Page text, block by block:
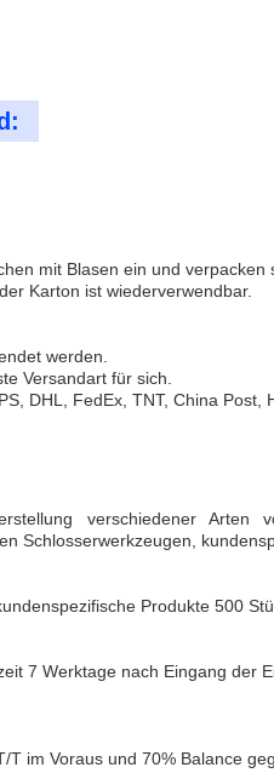
mit Blasen ein und verpacken
Karton ist wiederverwendbar.
werden.
Versandart für sich.
DHL, FedEx, TNT, China Post,
verschiedener Arten
Schlosserwerkzeugen,
Produkte 500
7 Werktage nach Eingang der
im Voraus und 70% Balance